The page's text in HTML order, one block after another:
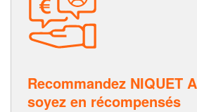
Recommandez NIQUET
soyez en récompensés